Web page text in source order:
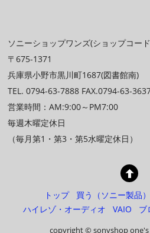
ソニーショップワンズ(ショップコー
〒675-1371
兵庫県小野市黒川町1687(図書館南)
TEL. 0794-63-7888 FAX.0794-63-
営業時間：AM:9:00～PM7:00
毎週木曜定休日
（毎月第1・第3・第5水曜定休日）
トップ 買う（ソニー製品）
ハイレゾ・オーディオ
VAIO ブ
copyright © sonyshop one's